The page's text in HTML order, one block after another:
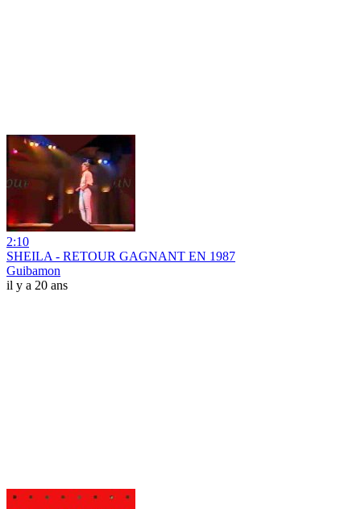
2:10
SHEILA - RETOUR GAGNANT EN 1987
Guibamon
il y a 20 ans